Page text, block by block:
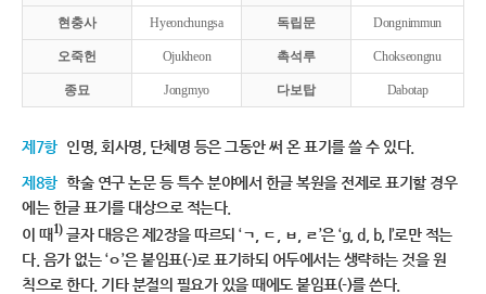
현충사 Hyeonchungsa 독립문 Dongnimmun
오죽헌 Ojukheon 촉석루 Chokseongnu
종묘 Jongmyo 다보탑 Dabotap
제7항 인명, 회사명, 단체명 등은 그동안 써 온 표기를 쓸 수 있다.
제8항 학술 연구 논문 등 특수 분야에서 한글 복원을 전제로 표기할 경우
에는 한글 표기를 대상으로 적는다.
이 때1)글자 대응은 제2장을 따르되 ‘ㄱ, ㄷ, ㅂ, ㄹ’은 ‘g, d, b, l’로만 적는
다. 음가 없는 ‘ㅇ’은 붙임표(-)로 표기하되 어두에서는 생략하는 것을 원
칙으로 한다. 기타 분절의 필요가 있을 때에도 붙임표(-)를 쓴다.